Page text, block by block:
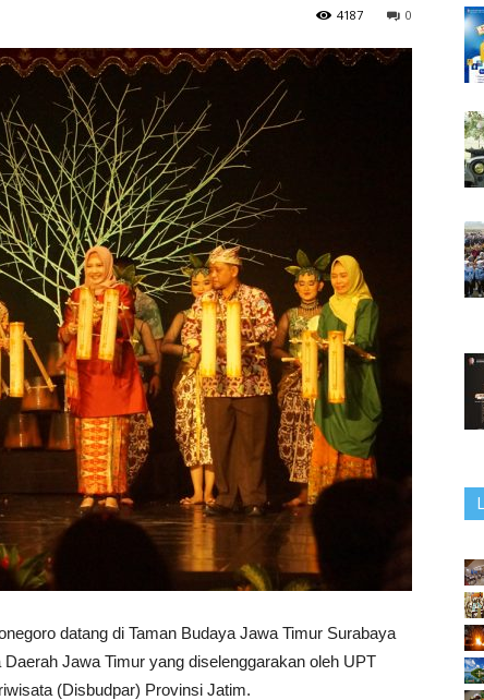
0
4187
datang di Taman Budaya Jawa Timur Surabaya
Jawa Timur yang diselenggarakan oleh UPT
(Disbudpar) Provinsi Jatim.